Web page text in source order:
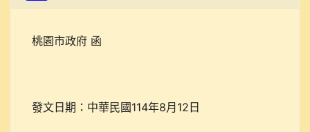
桃園市政府 函
發文日期：中華民國114年8月12日